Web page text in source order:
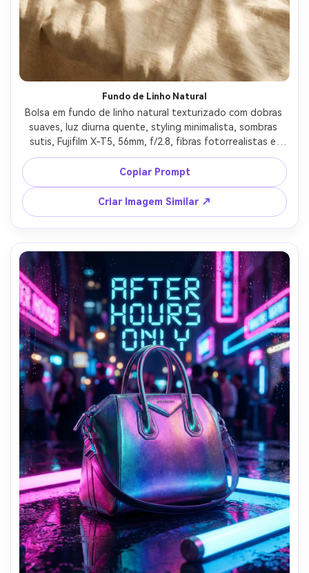
Fundo de Linho Natural
Bolsa em fundo de linho natural texturizado com dobras
suaves, luz diurna quente, styling minimalista, sombras
sutis, Fujifilm X-T5, 56mm, f/2.8, fibras fotorrealistas e
grão do couro, estética lifestyle premium serena --ar 4:5
Copiar Prompt
Criar Imagem Similar ↗